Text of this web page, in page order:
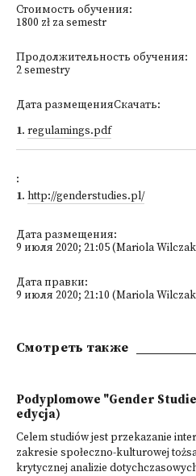
Стоимость обучения:
1800 zł za semestr
Продолжительность обучения:
2 semestry
Дата размещенияСкачать:
1. regulamings.pdf
:
1. http://genderstudies.pl/
Дата размещения:
9 июля 2020; 21:05 (Mariola
Дата правки:
9 июля 2020; 21:10 (Mariola
Смотреть также
Podyplomowe "Gender
edycja)
Celem studiów jest przekazanie
zakresie społeczno-kulturowej
krytycznej analizie